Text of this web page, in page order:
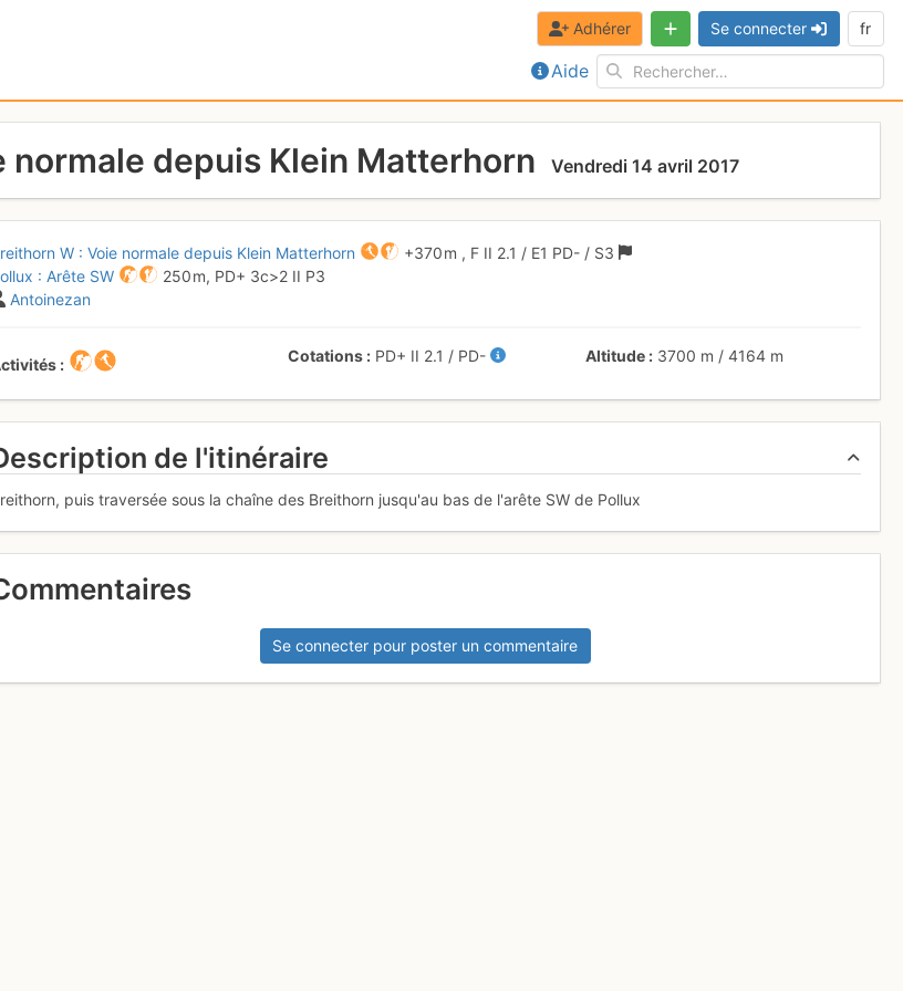
Aide
Adhérer Se connecter fr
normale depuis Klein Matterhorn Vendredi 14 avril 2017
W : Voie normale depuis Klein Matterhorn +370 m , F II 2.1 / E1 PD- / S3
: Arête SW
250 m, PD+ 3c>2 II P3
Antoinezan
Cotations PD+ II 2.1 / PD- Altitude 3700 m / 4164 m
de l'itinéraire
puis traversée sous la chaîne des Breithorn jusqu'au bas de l'arête SW de Pollux
Se connecter pour poster un commentaire